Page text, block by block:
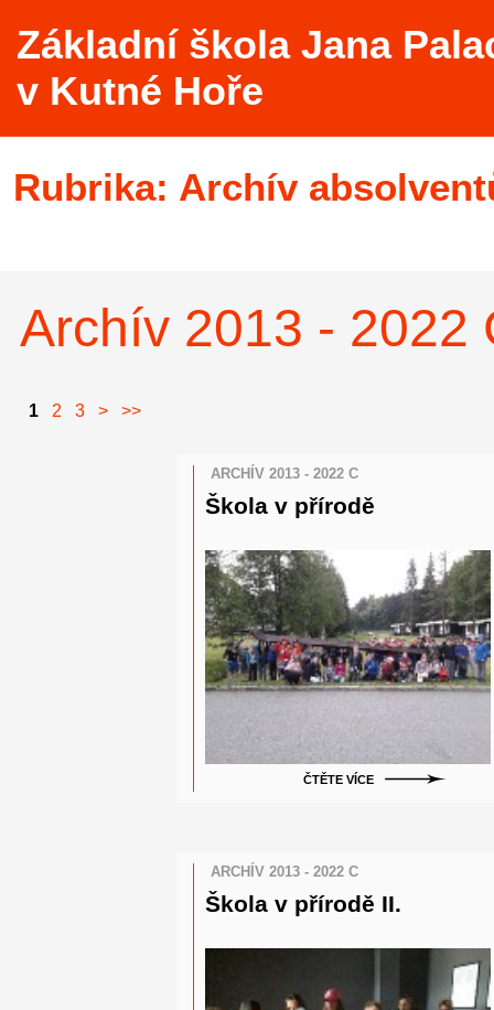
Základní škola Jana
v Kutné Hoře
Rubrika: Archív
Archív 2013 - 2022
1 2 3 > >>
ARCHÍV 2013 - 2022 C
Škola v přírodě
ČTĚTE VÍCE
ARCHÍV 2013 - 2022 C
Škola v přírodě II.